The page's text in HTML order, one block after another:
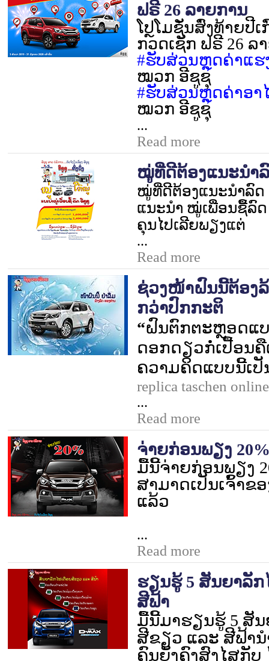
ຟຣີ 26 ລາຍການ
ໂປຼໂມຊັ່ນສົ່ງທ້າຍປີ
ກວດເຊັກ ຟຣີ 26 ລ
#ຮັບສ່ວນຫຼຸດຄ່າແຮ
ໝວກ ອີຊູຊຸ
#ຮັບສ່ວນຫຼຸດຄ່າອາ
ໝວກ ອີຊູຊຸ
...
Read more
ໝູ່ທີ່ດີຕ້ອງແນະນໍາ
ໝູ່ທີ່ດີຕ້ອງແນະນໍາລົ
ແນະນໍາ ໝູ່ເພື່ອນຊື້ລົ
ຄຸນໄປເລີຍພຽງແຕ່
...
Read more
ຊ່ວງໜ້າຝົນນີ້ຕ້ອງ
ກວ່າປົກກະຕິ
“ຝົນຕົກຕະຫຼອດແ
ດອກດຽວກໍ່ເປື້ອນຄື
ຄວາມຄິດແບບນີ້ເ
replica taschen
...
Read more
ຈ່າຍກ່ອນພຽງ
ມື້ນີ້ຈ່າຍກ່ອນພຽງ
ສາມາດເປັນເຈົ້າຂ
ແລ້ວ
...
Read more
ຮຽນຮູ້ 5 ສັນຍາລັ
ສີຟ້າ
ມື້ນີ້ມາຮຽນຮູ້ 5 ສັນ
ສີຂຽວ ແລະ ສີຟ້າ
ຄົນຍັງຄົງສົງໄສກັບ